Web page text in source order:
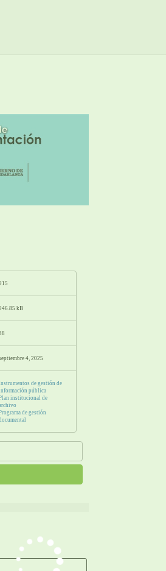
kB
4, 2025
de gestión de
pública
institucional de
de gestión